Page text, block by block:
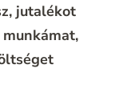
jutalékot